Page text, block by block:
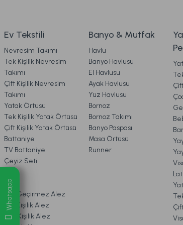
5. İADE & DEĞİŞİM
6. ÜRÜN
7. KAMPANYA &
8. MÜŞTERİ
9. YATAK &
2.199,00 TL
Ücretsiz Kargo
Marietta Füme Cam Kapaklı Dekoratif
2.899,00 TL
Ücretsiz Kargo
Marietta Cam Düğüm Obje Standart
Whatsapp
Ev Tekstili
Nevresim Takımı
Tek Kişilik Nevresim
Takımı
Çift Kişilik Nevresim
Takımı
Yatak Örtüsü
Tek Kişilik Yatak Örtüsü
Çift Kişilik Yatak Örtüsü
Battaniye
TV Battaniye
Çeyiz Seti
Alez
Sıvı Geçirmez Alez
Çift Kişilik Alez
Tek Kişilik Alez
Banyo & Mutfak
Havlu
Banyo Havlusu
El Havlusu
Ayak Havlusu
Yüz Havlusu
Bornoz
Bornoz Takımı
Banyo Paspası
Masa Örtüsü
Runner